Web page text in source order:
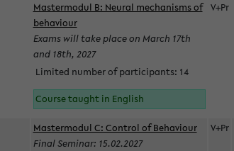
Mastermodul B: Neural mechanisms of
behaviour
Exams will take place on March 17th
and 18th, 2027
Limited number of participants: 14
Course taught in English
V+Pr
Mastermodul C: Control of Behaviour
Final Seminar: 15.02.2027
V+Pr